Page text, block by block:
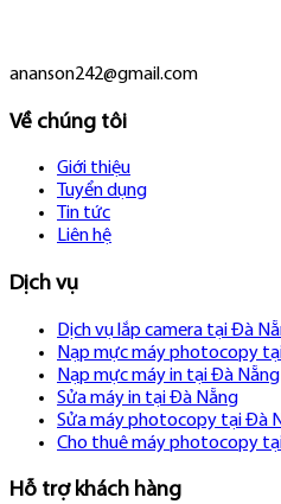
ananson242@gmail.com
Về chúng tôi
Giới thiệu
Tuyển dụng
Tin tức
Liên hệ
Dịch vụ
Dịch vụ lắp camera tại Đà
Nạp mực máy photocopy
Nạp mực máy in tại Đà Nẵng
Sửa máy in tại Đà Nẵng
Sửa máy photocopy tại Đà
Cho thuê máy photocopy
Hỗ trợ khách hàng